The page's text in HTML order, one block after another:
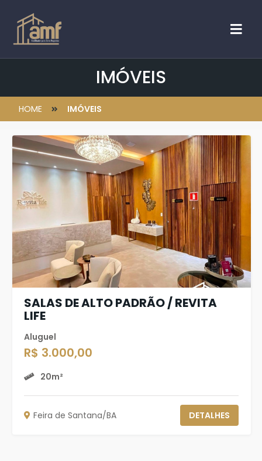
IMÓVEIS
HOME IMÓVEIS
SALAS DE ALTO PADRÃO / REVITA
LIFE
Aluguel
R$ 3.000,00
20m²
Feira de Santana/BA DETALHES